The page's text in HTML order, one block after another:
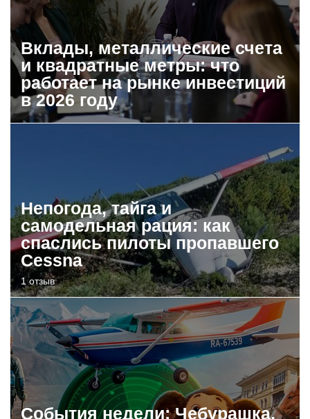
Вклады, металлические счета
и квадратные метры: что
работает на рынке инвестиций
в 2026 году
Непогода, тайга и
самодельная рация: как
спаслись пилоты пропавшего
Cessna
1 отзыв
События недели: Чебурашка,